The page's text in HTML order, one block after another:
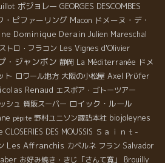
ボジョレー GEORGES DESCOMBES
・ピファーリング Macon ドメーヌ・デ・
Dominique Derain Julien Mareschal
トロ・フラコン Les Vignes d'Olivier
・ジャンボン 静岡 La Méditerranée ドメ
ト ロワール地方 大阪の小松屋 Axel Prϋfer
Renaud エスポア・ゴトーツアー
シュ 質販スーパー ロイック・ルール
pépite 野村ユニソン諏訪本社 biojoleynes
CLOSERIES DES MOUSSIS Ｓａｉｎｔ-
Les Affranchis カベルネ フラン Salvador
お好み焼き・きじ「さんて寛」 Brouilly